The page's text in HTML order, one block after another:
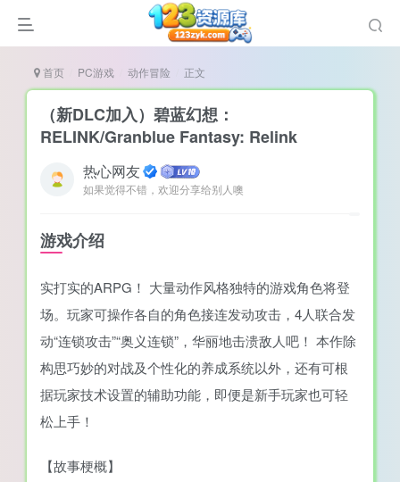
首页 PC游戏 动作冒险 正文
（新DLC加入）碧蓝幻想：
RELINK/Granblue Fantasy: Relink
热心网友
如果觉得不错，欢迎分享给别人噢
游戏介绍
实打实的ARPG！ 大量动作风格独特的游戏角色将登
场。玩家可操作各自的角色接连发动攻击，4人联合发
动“连锁攻击”“奥义连锁”，华丽地击溃敌人吧！ 本作除
构思巧妙的对战及个性化的养成系统以外，还有可根
据玩家技术设置的辅助功能，即便是新手玩家也可轻
松上手！
【故事梗概】